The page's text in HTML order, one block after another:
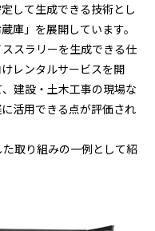
して生成できる技術とし
庫」を展開しています。
スラリーを生成できる仕
レンタルサービスを開
建設・土木工事の現場な
活用できる点が評価され
取り組みの一例として紹